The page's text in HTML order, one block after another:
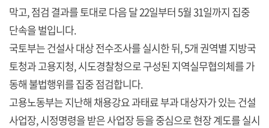
막고, 점검 결과를 토대로 다음 달 22일부터 5월 31일까지 집중
단속을 벌입니다.
국토부는 건설사 대상 전수조사를 실시한 뒤, 5개 권역별 지방국
토청과 고용지청, 시도경찰청으로 구성된 지역실무협의체를 가
동해 불법행위를 집중 점검합니다.
고용노동부는 지난해 채용강요 과태료 부과 대상자가 있는 건설
사업장, 시정명령을 받은 사업장 등을 중심으로 현장 계도를 실시